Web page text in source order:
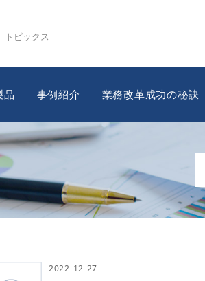
トピックス
品 事例紹介 業務改革成功の秘訣
2022-12-27